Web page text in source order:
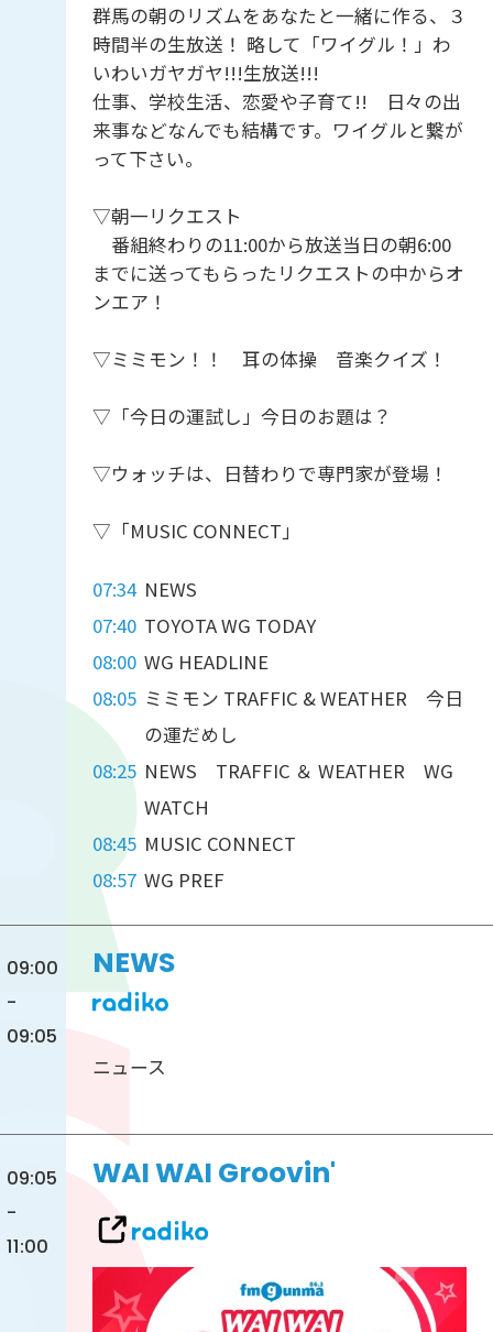
群馬の朝のリズムをあなたと一緒に作る、３
時間半の生放送！ 略して「ワイグル！」わ
いわいガヤガヤ!!!生放送!!!
仕事、学校生活、恋愛や子育て!! 日々の出
来事などなんでも結構です。ワイグルと繋が
って下さい。
▽朝一リクエスト
番組終わりの11:00から放送当日の朝6:00
までに送ってもらったリクエストの中からオ
ンエア！
▽ミミモン！！ 耳の体操 音楽クイズ！
▽「今日の運試し」今日のお題は？
▽ウォッチは、日替わりで専門家が登場！
▽「MUSIC CONNECT」
07:34 NEWS
07:40 TOYOTA WG TODAY
08:00 WG HEADLINE
08:05 ミミモン TRAFFIC & WEATHER 今日
の運だめし
08:25 NEWS TRAFFIC ＆ WEATHER WG
WATCH
08:45 MUSIC CONNECT
08:57 WG PREF
09:00
-
09:05
NEWS
ニュース
09:05
-
11:00
WAI WAI Groovin'